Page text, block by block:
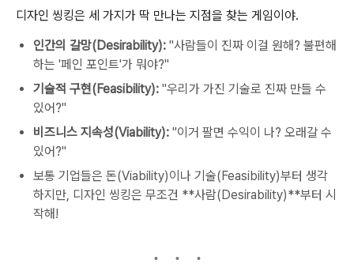
디자인 씽킹은 세 가지가 딱 만나는 지점을 찾는 게임이야.
인간의 갈망(Desirability): "사람들이 진짜 이걸 원해? 불편해
하는 '페인 포인트'가 뭐야?"
기술적 구현(Feasibility): "우리가 가진 기술로 진짜 만들 수
있어?"
비즈니스 지속성(Viability): "이거 팔면 수익이 나? 오래갈 수
있어?"
보통 기업들은 돈(Viability)이나 기술(Feasibility)부터 생각
하지만, 디자인 씽킹은 무조건 **사람(Desirability)**부터 시
작해!